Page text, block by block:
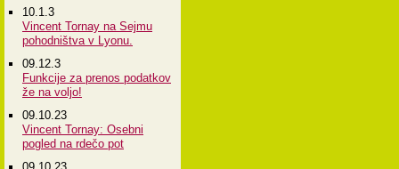
10.1.3
Vincent Tornay na Sejmu
pohodništva v Lyonu.
09.12.3
Funkcije za prenos podatkov
že na voljo!
09.10.23
Vincent Tornay: Osebni
pogled na rdečo pot